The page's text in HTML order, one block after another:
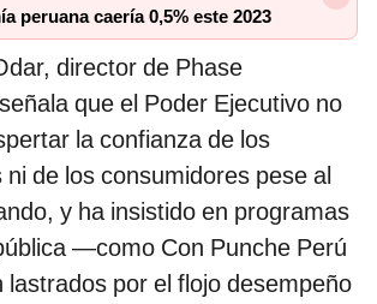
peruana caería 0,5% este 2023
director de Phase
que el Poder Ejecutivo no
la confianza de los
ni de los consumidores pese al
y ha insistido en programas
—como Con Punche Perú
por el flojo desempeño